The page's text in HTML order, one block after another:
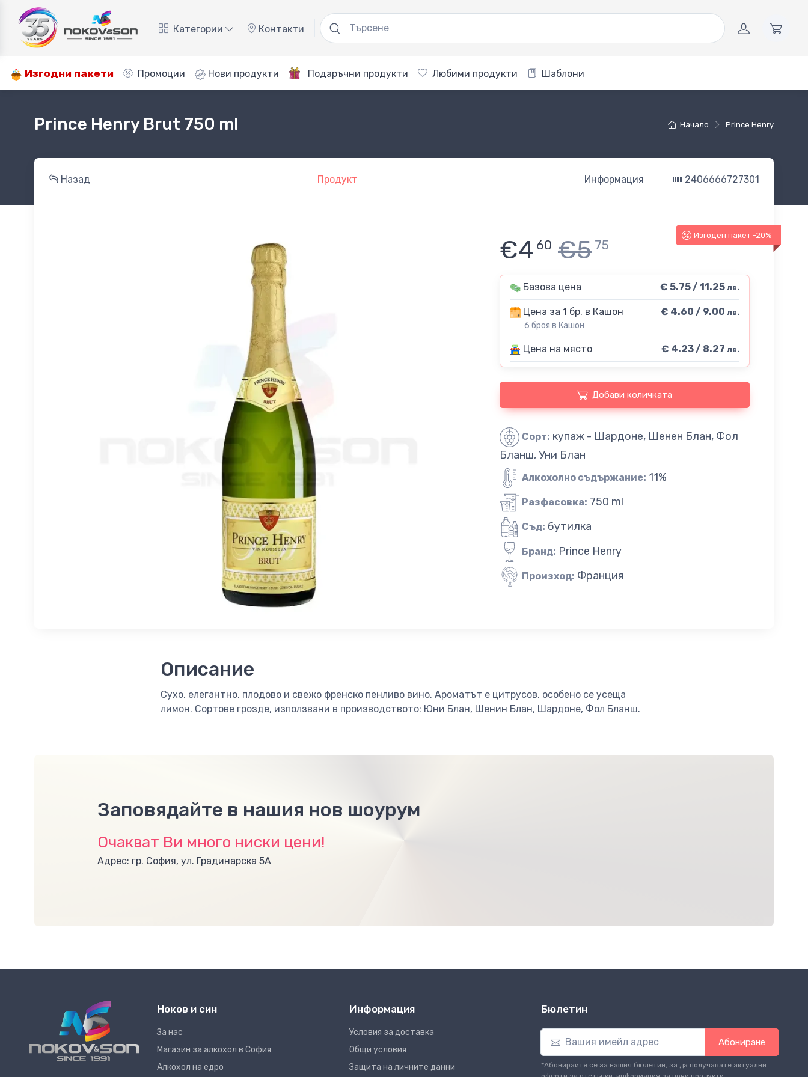
Категории Контакти
Изгодни пакети Промоции Нови продукти Подаръчни продукти Любими продукти Шаблони
Начало Prince Henry
Prince Henry Brut 750 ml
Назад Продукт Информация 2406666727301
Изгоден пакет -20%
€4 60 €5 75
Базова цена € 5.75 / 11.25 лв.
Цена за 1 бр. в Кашон
6 броя в Кашон
€ 4.60 / 9.00 лв.
Цена на място € 4.23 / 8.27 лв.
Добави количката
Сорт: купаж - Шардоне, Шенен Блан, Фол
Бланш, Уни Блан
Алкохолно съдържание: 11%
Разфасовка: 750 ml
Съд: бутилка
Бранд: Prince Henry
Произход: Франция
Описание
Сухо, елегантно, плодово и свежо френско пенливо вино. Ароматът е цитрусов, особено се усеща
лимон. Сортове грозде, използвани в производството: Юни Блан, Шенин Блан, Шардоне, Фол Бланш.
Заповядайте в нашия нов шоурум
Очакват Ви много ниски цени!
Адрес: гр. София, ул. Градинарска 5А
Ноков и син
За нас
Магазин за алкохол в София
Алкохол на едро
Информация
Условия за доставка
Общи условия
Защита на личните данни
Бюлетин
Абониране
*Абонирайте се за нашия бюлетин, за да получавате актуални